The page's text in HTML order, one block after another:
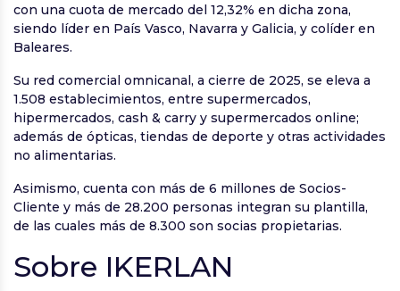
con una cuota de mercado del 12,32% en dicha zona,
siendo líder en País Vasco, Navarra y Galicia, y colíder en
Baleares.
Su red comercial omnicanal, a cierre de 2025, se eleva a
1.508 establecimientos, entre supermercados,
hipermercados, cash & carry y supermercados online;
además de ópticas, tiendas de deporte y otras actividades
no alimentarias.
Asimismo, cuenta con más de 6 millones de Socios-
Cliente y más de 28.200 personas integran su plantilla,
de las cuales más de 8.300 son socias propietarias.
Sobre IKERLAN